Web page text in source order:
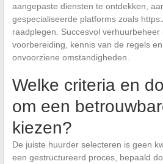
aangepaste diensten te ontdekken,
gespecialiseerde platforms zoals
raadplegen. Succesvol
voorbereiding, kennis van de regels
onvoorziene omstandigheden.
Welke criteria en
om een
kiezen?
De juiste huurder selecteren is geen
een gestructureerd proces, bepaald